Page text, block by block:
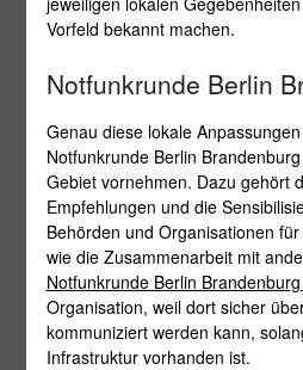
Vorfeld bekannt machen.
Notfunkrunde Berlin
Genau diese lokale
Notfunkrunde Berlin
Gebiet vornehmen. Dazu gehört
Empfehlungen und die
Behörden und Organisationen
wie die Zusammenarbeit mit
Notfunkrunde Berlin
Organisation, weil dort sicher
kommuniziert werden kann,
Infrastruktur vorhanden ist.